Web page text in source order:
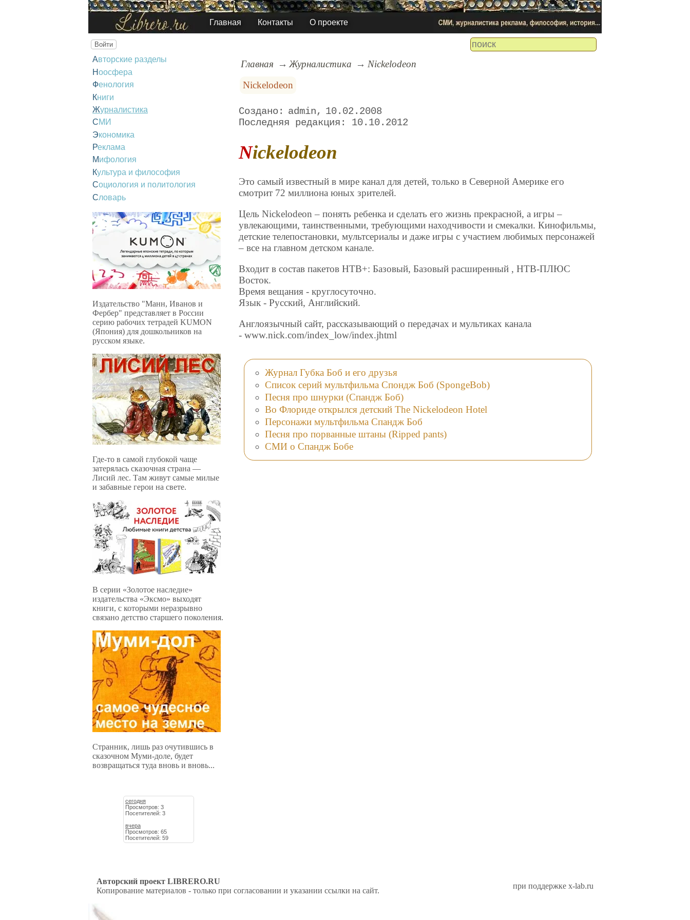
Главная Контакты О проекте
Войти
Авторские разделы
Ноосфера
Фенология
Книги
Журналистика
СМИ
Экономика
Реклама
Мифология
Культура и философия
Социология и политология
Словарь
Издательство "Манн, Иванов и
Фербер" представляет в России
серию рабочих тетрадей KUMON
(Япония) для дошкольников на
русском языке.
Где-то в самой глубокой чаще
затерялась сказочная страна —
Лисий лес. Там живут самые милые
и забавные герои на свете.
В серии «Золотое наследие»
издательства «Эксмо» выходят
книги, с которыми неразрывно
связано детство старшего поколения.
Странник, лишь раз очутившись в
сказочном Муми-доле, будет
возвращаться туда вновь и вновь...
сегодня
Просмотров: 3
Посетителей: 3
вчера
Просмотров: 65
Посетителей: 59
Главная Журналистика
Nickelodeon
Nickelodeon
admin
10.02.2008
10.10.2012
Nickelodeon
Это самый известный в мире канал для детей, только в Северной Америке его
смотрит 72 миллиона юных зрителей.
Цель Nickelodeon – понять ребенка и сделать его жизнь прекрасной, а игры –
увлекающими, таинственными, требующими находчивости и смекалки. Кинофильмы,
детские телепостановки, мультсериалы и даже игры с участием любимых персонажей
– все на главном детском канале.
Входит в состав пакетов НТВ+: Базовый, Базовый расширенный , НТВ-ПЛЮС
Восток.
Время вещания - круглосуточно.
Язык - Русский, Английский.
Англоязычный сайт, рассказывающий о передачах и мультиках канала
- www.nick.com/index_low/index.jhtml
Журнал Губка Боб и его друзья
Список серий мультфильма Спондж Боб (SpongeBob)
Песня про шнурки (Спандж Боб)
Во Флориде открылся детский The Nickelodeon Hotel
Персонажи мультфильма Спандж Боб
Песня про порванные штаны (Ripped pants)
СМИ о Спандж Бобе
Авторский проект LIBRERO.RU
Копирование материалов - только при согласовании и указании ссылки на сайт.
при поддержке x-lab.ru